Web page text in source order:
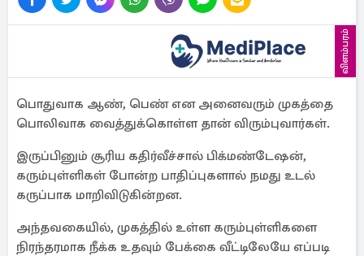
விளம்பரம்
பொதுவாக ஆண், பெண் என அனைவரும் முகத்தை
பொலிவாக வைத்துக்கொள்ள தான் விரும்புவார்கள்.
இருப்பினும் சூரிய கதிர்வீச்சால் பிக்மண்டேஷன்,
கரும்புள்ளிகள் போன்ற பாதிப்புகளால் நமது உடல்
கருப்பாக மாறிவிடுகின்றன.
அந்தவகையில், முகத்தில் உள்ள கரும்புள்ளிகளை
நிரந்தரமாக நீக்க உதவும் பேக்கை வீட்டிலேயே எப்படி